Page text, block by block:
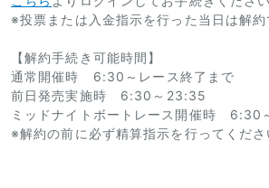
※投票または入金指示を行った当日は解約
【解約手続き可能時間】
通常開催時 6:30～レース終了まで
前日発売実施時 6:30～23:35
ミッドナイトボートレース開催時 6:30
※解約の前に必ず精算指示を行ってくださ